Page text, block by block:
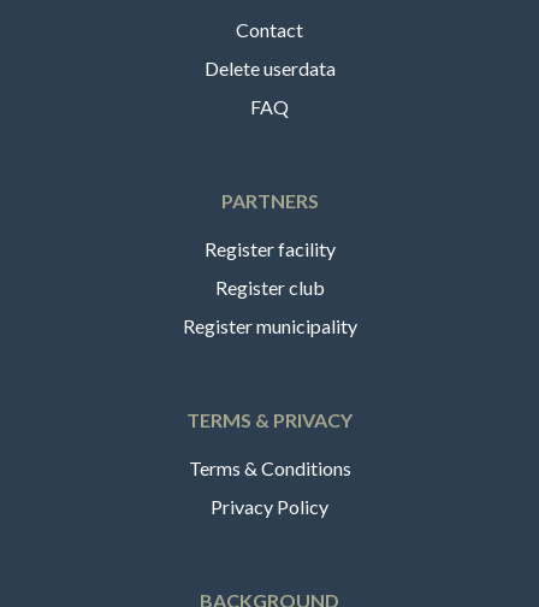
Contact
Delete userdata
FAQ
PARTNERS
Register facility
Register club
Register municipality
TERMS & PRIVACY
Terms & Conditions
Privacy Policy
BACKGROUND